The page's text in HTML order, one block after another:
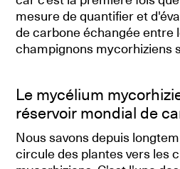
mesure de quantifier et
de carbone échangée entre
champignons mycorhiziens
Le mycélium
réservoir mondial de
Nous savons depuis
circule des plantes vers les